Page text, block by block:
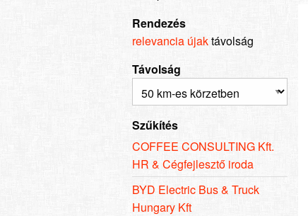
Rendezés
relevancia újaktávolság
Távolság
Szűkítés
COFFEE CONSULTING Kft.
HR & Cégfejlesztő iroda
BYD Electric Bus & Truck
Hungary Kft